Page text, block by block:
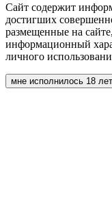
Сайт содержит
достигших
размещенные на
информационный
личного
мне исполнилось 18 лет